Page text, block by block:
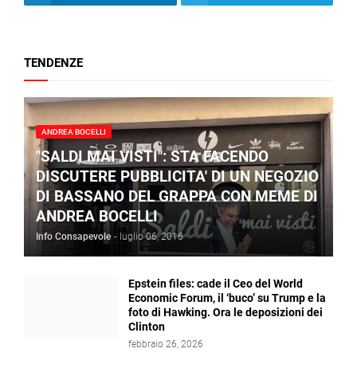
TENDENZE
ANDREA BOCELLI
"SALDI MAI VISTI": STA FACENDO
DISCUTERE PUBBLICITA' DI UN NEGOZIO
DI BASSANO DEL GRAPPA CON MEME DI
ANDREA BOCELLI
Info Consapevole - luglio 06, 2016
Epstein files: cade il Ceo del World
Economic Forum, il ‘buco’ su Trump e la
foto di Hawking. Ora le deposizioni dei
Clinton
febbraio 26, 2026